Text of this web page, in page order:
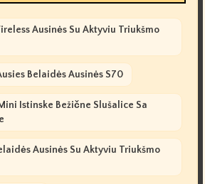
Ausinės Su Aktyviu Triukšmo
Belaidės Ausinės S70
Istinske Bežične Slušalice Sa
Ausinės Su Aktyviu Triukšmo